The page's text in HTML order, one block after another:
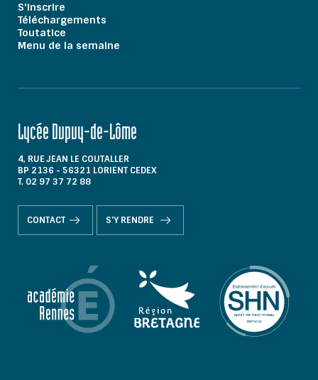
S'inscrire
Téléchargements
Toutatice
Menu de la semaine
Lycée Dupuy-de-Lôme
4, RUE JEAN LE COUTALLER
BP 2136 - 56321 LORIENT CEDEX
T. 02 97 37 72 88
CONTACT S'Y RENDRE